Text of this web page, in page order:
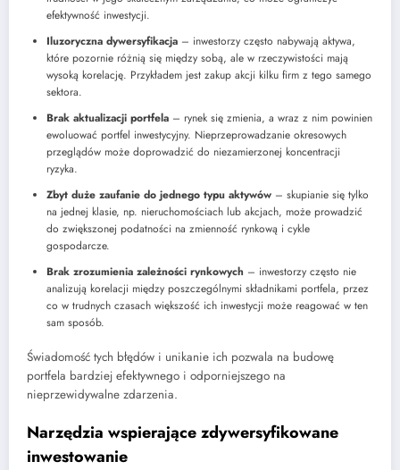
efektywność inwestycji.
Iluzoryczna dywersyfikacja – inwestorzy często nabywają aktywa,
które pozornie różnią się między sobą, ale w rzeczywistości mają
wysoką korelację. Przykładem jest zakup akcji kilku firm z tego samego
sektora.
Brak aktualizacji portfela – rynek się zmienia, a wraz z nim powinien
ewoluować portfel inwestycyjny. Nieprzeprowadzanie okresowych
przeglądów może doprowadzić do niezamierzonej koncentracji
ryzyka.
Zbyt duże zaufanie do jednego typu aktywów – skupianie się tylko
na jednej klasie, np. nieruchomościach lub akcjach, może prowadzić
do zwiększonej podatności na zmienność rynkową i cykle
gospodarcze.
Brak zrozumienia zależności rynkowych – inwestorzy często nie
analizują korelacji między poszczególnymi składnikami portfela, przez
co w trudnych czasach większość ich inwestycji może reagować w ten
sam sposób.
Świadomość tych błędów i unikanie ich pozwala na budowę
portfela bardziej efektywnego i odporniejszego na
nieprzewidywalne zdarzenia.
Narzędzia wspierające zdywersyfikowane
inwestowanie